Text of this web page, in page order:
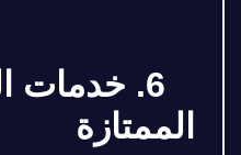
6. خدمات
الممتازة